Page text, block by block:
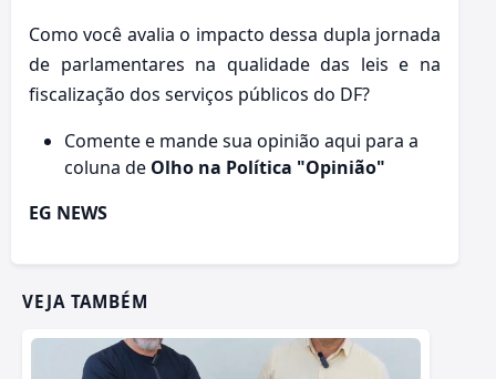
Como você avalia o impacto dessa dupla jornada
de parlamentares na qualidade das leis e na
fiscalização dos serviços públicos do DF?
Comente e mande sua opinião aqui para a
coluna de Olho na Política "Opinião"
EG NEWS
VEJA TAMBÉM